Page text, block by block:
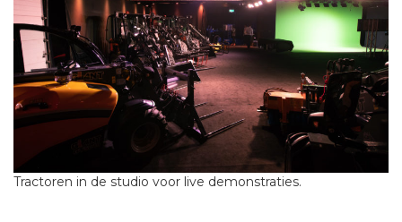
Tractoren in de studio voor live demonstraties.